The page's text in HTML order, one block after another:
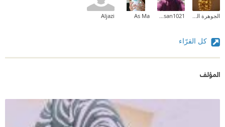
الجوهرة الفريدة Mohamed hassan1021
As Ma
Aljazi
كل القرّاء
المؤلف